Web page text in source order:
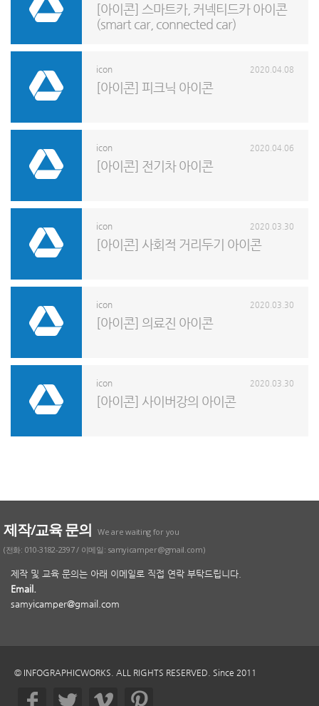
[아이콘] 스마트카, 커넥티드카 아이콘
(smart car, connected car)
icon
[아이콘] 피크닉 아이콘
2020.04.08
icon
[아이콘] 전기차 아이콘
2020.04.06
icon
[아이콘] 사회적 거리두기 아이콘
2020.03.30
icon
[아이콘] 의료진 아이콘
2020.03.30
icon
[아이콘] 사이버강의 아이콘
2020.03.30
제작/교육 문의
We are waiting for you
(전화: 010-3182-2397 / 이메일: samyicamper@gmail.com)
제작 및 교육 문의는 아래 이메일로 직접 연락 부탁드립니다.
Email.
samyicamper@gmail.com
© INFOGRAPHICWORKS. ALL RIGHTS RESERVED. Since 2011